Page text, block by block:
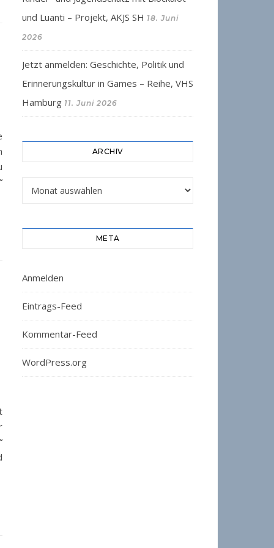
und Luanti – Projekt, AKJS SH 18. Juni
2026
Jetzt anmelden: Geschichte, Politik und
Erinnerungskultur in Games – Reihe, VHS
Hamburg 11. Juni 2026
ARCHIV
META
Anmelden
Eintrags-Feed
Kommentar-Feed
WordPress.org